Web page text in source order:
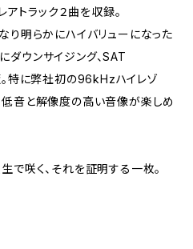
トラック２曲を収録。
り明らかにハイバリューになった
ダウンサイジング、SAT
特に弊社初の96kHzハイレゾ
音と解像度の高い音像が楽しめ
で咲く、それを証明する一枚。